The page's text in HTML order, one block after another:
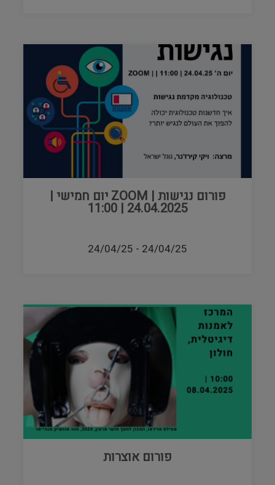
פורום נגישות | ZOOM יום חמישי |
24.04.2025 | 11:00
24/04/25
-
24/04/25
פורום אוצרות